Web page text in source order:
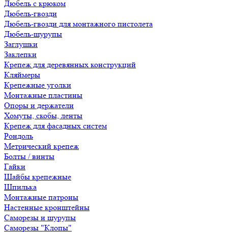
Дюбель с крюком
Дюбель-гвозди
Дюбель-гвозди для монтажного пистолета
Дюбель-шурупы
Заглушки
Заклепки
Крепеж для деревянных конструкций
Кляймеры
Крепежные уголки
Монтажные пластины
Опоры и держатели
Хомуты, скобы, ленты
Крепеж для фасадных систем
Рондоль
Метрический крепеж
Болты / винты
Гайки
Шайбы крепежные
Шпилька
Монтажные патроны
Настенные кронштейны
Саморезы и шурупы
Саморезы "Клопы"